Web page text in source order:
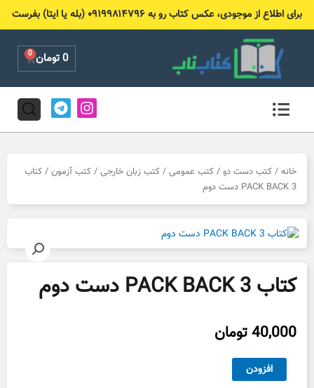
برای اطلاع از موجودی، عکس کتاب رو به ۰۹۱۹۹۸۱۴۷۹۶ (بله یا ایتا) بفرست
0تومان 0
Cart
I
n
s
g
a
T
e
l
r
m
خانه / کتب دست دو / کتب عمومی / کتب زبان خارجی / کتب آزمون / کتاب
PACK BACK 3 دست دوم
کتاب PACK BACK 3 دست دوم
40,000تومان
PACK
افزودن